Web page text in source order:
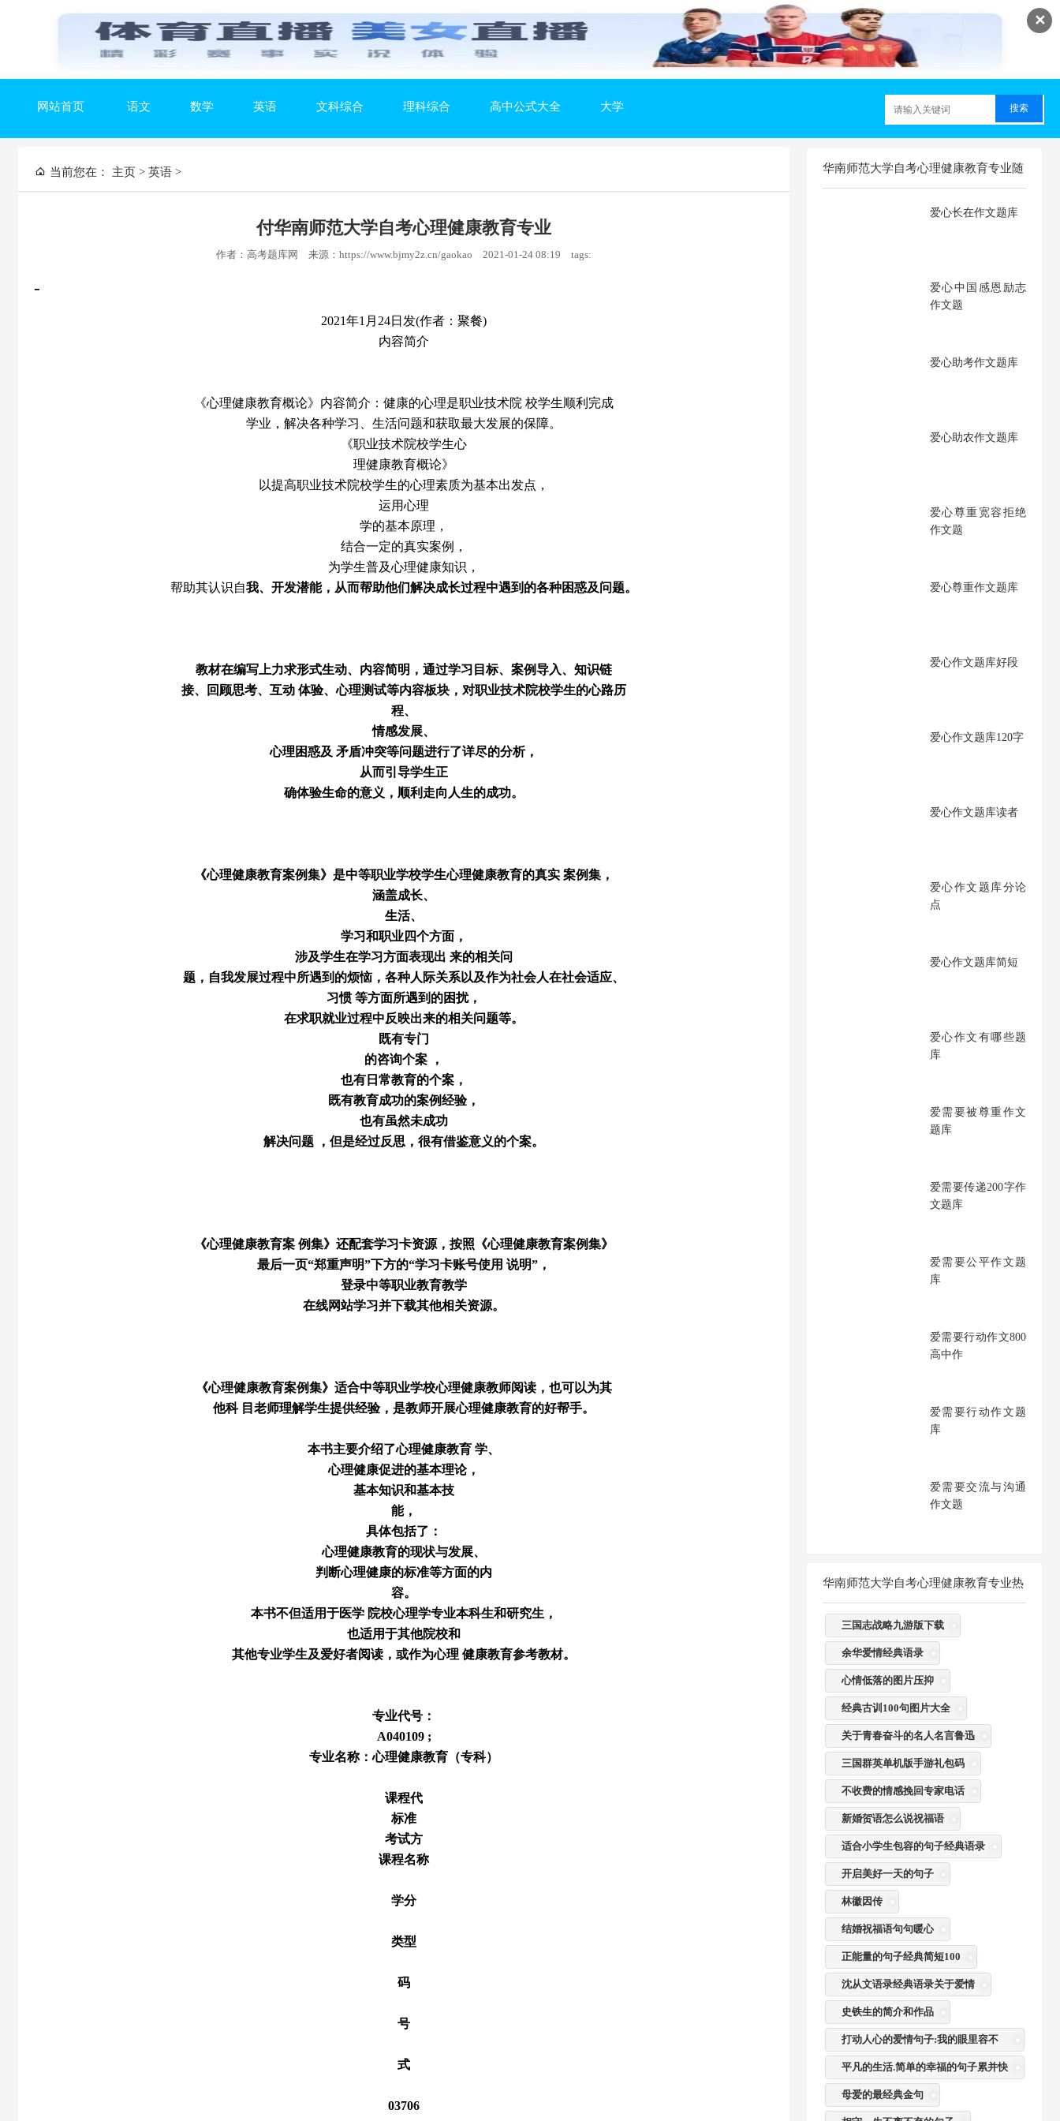
✕
网站首页 语文 数学 英语 文科综合 理科综合 高中公式大全 大学
当前您在： 主页 > 英语 >
付华南师范大学自考心理健康教育专业
作者：高考题库网 来源：https://www.bjmy2z.cn/gaokao 2021-01-24 08:19 tags:
-
2021年1月24日发(作者：聚餐)
内容简介
《心理健康教育概论》内容简介：健康的心理是职业技术院 校学生顺利完成
学业，解决各种学习、生活问题和获取最大发展的保障。
《职业技术院校学生心
理健康教育概论》
以提高职业技术院校学生的心理素质为基本出发点，
运用心理
学的基本原理，
结合一定的真实案例，
为学生普及心理健康知识，
帮助其认识自我、开发潜能，从而帮助他们解决成长过程中遇到的各种困惑及问题。
教材在编写上力求形式生动、内容简明，通过学习目标、案例导入、知识链
接、回顾思考、互动 体验、心理测试等内容板块，对职业技术院校学生的心路历
程、
情感发展、
心理困惑及 矛盾冲突等问题进行了详尽的分析，
从而引导学生正
确体验生命的意义，顺利走向人生的成功。
《心理健康教育案例集》是中等职业学校学生心理健康教育的真实 案例集，
涵盖成长、
生活、
学习和职业四个方面，
涉及学生在学习方面表现出 来的相关问
题，自我发展过程中所遇到的烦恼，各种人际关系以及作为社会人在社会适应、
习惯 等方面所遇到的困扰，
在求职就业过程中反映出来的相关问题等。
既有专门
的咨询个案 ，
也有日常教育的个案，
既有教育成功的案例经验，
也有虽然未成功
解决问题 ，但是经过反思，很有借鉴意义的个案。
《心理健康教育案 例集》还配套学习卡资源，按照《心理健康教育案例集》
最后一页“郑重声明”下方的“学习卡账号使用 说明”，
登录中等职业教育教学
在线网站学习并下载其他相关资源。
《心理健康教育案例集》适合中等职业学校心理健康教师阅读，也可以为其
他科 目老师理解学生提供经验，是教师开展心理健康教育的好帮手。
本书主要介绍了心理健康教育 学、
心理健康促进的基本理论，
基本知识和基本技
能，
具体包括了：
心理健康教育的现状与发展、
判断心理健康的标准等方面的内
容。
本书不但适用于医学 院校心理学专业本科生和研究生，
也适用于其他院校和
其他专业学生及爱好者阅读，或作为心理 健康教育参考教材。
专业代号：
A040109 ;
专业名称：心理健康教育（专科）
课程代
标准
考试方
课程名称
学分
类型
码
号
式
03706
华南师范大学自考心理健康教育专业随
爱心长在作文题库
爱心中国感恩励志
作文题
爱心助考作文题库
爱心助农作文题库
爱心尊重宽容拒绝
作文题
爱心尊重作文题库
爱心作文题库好段
爱心作文题库120字
爱心作文题库读者
爱心作文题库分论
点
爱心作文题库简短
爱心作文有哪些题
库
爱需要被尊重作文
题库
爱需要传递200字作
文题库
爱需要公平作文题
库
爱需要行动作文800
高中作
爱需要行动作文题
库
爱需要交流与沟通
作文题
华南师范大学自考心理健康教育专业热
门标签三国志战略九游版下载
余华爱情经典语录
心情低落的图片压抑
经典古训100句图片大全
关于青春奋斗的名人名言鲁迅
三国群英单机版手游礼包码
不收费的情感挽回专家电话
新婚贺语怎么说祝福语
适合小学生包容的句子经典语录
开启美好一天的句子
林徽因传
结婚祝福语句句暖心
正能量的句子经典简短100
沈从文语录经典语录关于爱情
史铁生的简介和作品
打动人心的爱情句子:我的眼里容不
了一粒沙
平凡的生活.简单的幸福的句子累并快
乐着
母爱的最经典金句